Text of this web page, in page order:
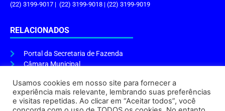
(22) 3199-9017 | (22) 3199-9018 | (22) 3199-9019
RELACIONADOS
Portal da Secretaria de Fazenda
Câmara Municipal
ENDEREÇO E HORÁRIO
Usamos cookies em nosso site para fornecer a
experiência mais relevante, lembrando suas preferências
e visitas repetidas. Ao clicar em “Aceitar todos”, você